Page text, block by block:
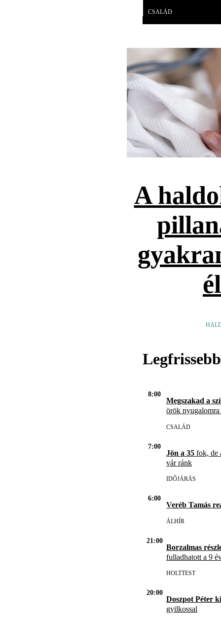
CSALÁD
A
Legfrissebb
8:00
Megszakad a
örök nyugalomra
CSALÁD
7:00
Jön a 35 fok, de
vár ránk
IDŐJÁRÁS
6:00
Veréb Tamás
ÁLHÍR
21:00
Borzalmas
fulladhatott a 9
HOLTTEST
20:00
Doszpot Péter
gyilkossal